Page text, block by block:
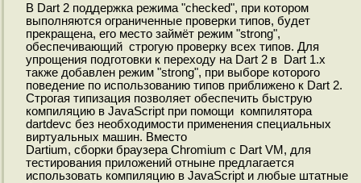
В Dart 2 поддержка режима "checked", при котором
выполняются ограниченные проверки типов, будет
прекращена, его место займёт режим "strong",
обеспечивающий строгую проверку всех типов. Для
упрощения подготовки к переходу на Dart 2 в Dart 1.x
также добавлен режим "strong", при выборе которого
поведение по использованию типов приближено к Dart 2.
Строгая типизация позволяет обеспечить быструю
компиляцию в JavaScript при помощи компилятора
dartdevc без необходимости применения специальных
виртуальных машин. Вместо
Dartium, сборки браузера Chromium с Dart VM, для
тестирования приложений отныне предлагается
использовать компиляцию в JavaScript и любые штатные